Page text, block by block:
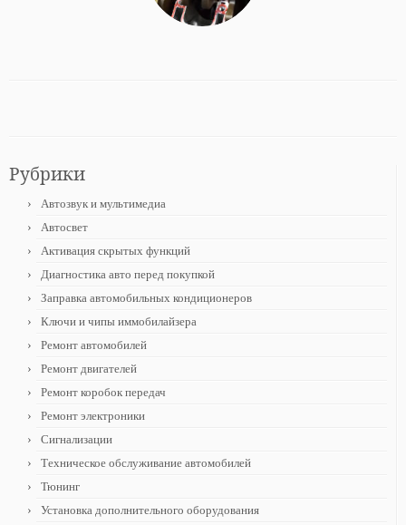
Рубрики
Автозвук и мультимедиа
Автосвет
Активация скрытых функций
Диагностика авто перед покупкой
Заправка автомобильных кондиционеров
Ключи и чипы иммобилайзера
Ремонт автомобилей
Ремонт двигателей
Ремонт коробок передач
Ремонт электроники
Сигнализации
Техническое обслуживание автомобилей
Тюнинг
Установка дополнительного оборудования